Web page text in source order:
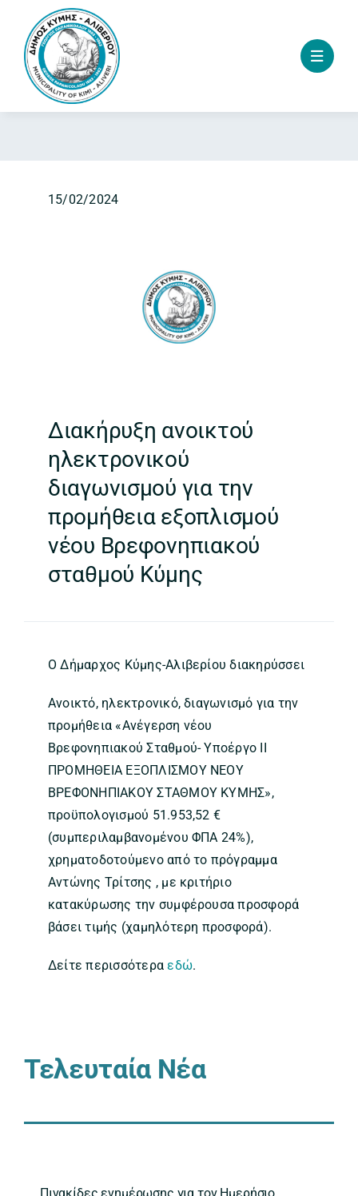
content
15/02/2024
Διακήρυξη ανοικτού
ηλεκτρονικού
διαγωνισμού για την
προμήθεια εξοπλισμού
νέου Βρεφονηπιακού
σταθμού Κύμης
Ο Δήμαρχος Κύμης-Αλιβερίου διακηρύσσει
Ανοικτό, ηλεκτρονικό, διαγωνισμό για την
προμήθεια «Ανέγερση νέου
Βρεφονηπιακού Σταθμού- Υποέργο ΙΙ
ΠΡΟΜΗΘΕΙΑ ΕΞΟΠΛΙΣΜΟΥ ΝΕΟΥ
ΒΡΕΦΟΝΗΠΙΑΚΟΥ ΣΤΑΘΜΟΥ ΚΥΜΗΣ»,
προϋπολογισμού 51.953,52 €
(συμπεριλαμβανομένου ΦΠΑ 24%),
χρηματοδοτούμενο από το πρόγραμμα
Αντώνης Τρίτσης , με κριτήριο
κατακύρωσης την συμφέρουσα προσφορά
βάσει τιμής (χαμηλότερη προσφορά).
Δείτε περισσότεραεδώ.
Τελευταία Νέα